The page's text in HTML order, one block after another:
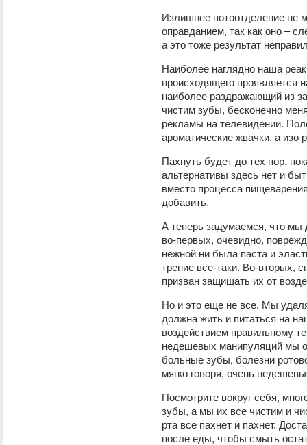
Излишнее потоотделение не
оправданием, так как оно –
а это тоже результат
Наиболее наглядно наша
происходящего проявляется
наиболее раздражающий из
чистим зубы, бесконечно
рекламы на телевидении.
ароматические жвачки, а изо
Пахнуть будет до тех пор,
альтернативы здесь нет и
вместо процесса
добавить.
А теперь задумаемся, что мы
во-первых, очевидно,
нежной ни была паста и
трение все-таки. Во-вторых,
призван защищать их от
Но и это еще не все. Мы
должна жить и питаться на
воздействием правильному
недешевых манипуляций мы
больные зубы, болезни
мягко говоря, очень
Посмотрите вокруг себя,
зубы, а мы их все чистим и
рта все пахнет и пахнет.
после еды, чтобы смыть